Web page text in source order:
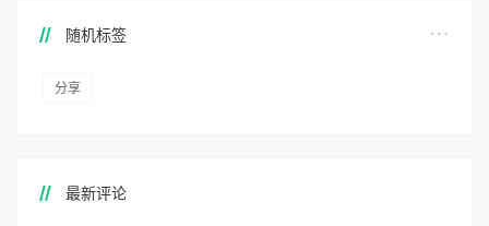
随机标签
分享
最新评论